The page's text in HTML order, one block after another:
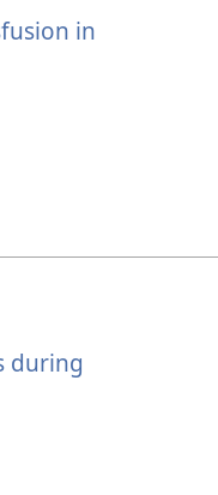
in
during